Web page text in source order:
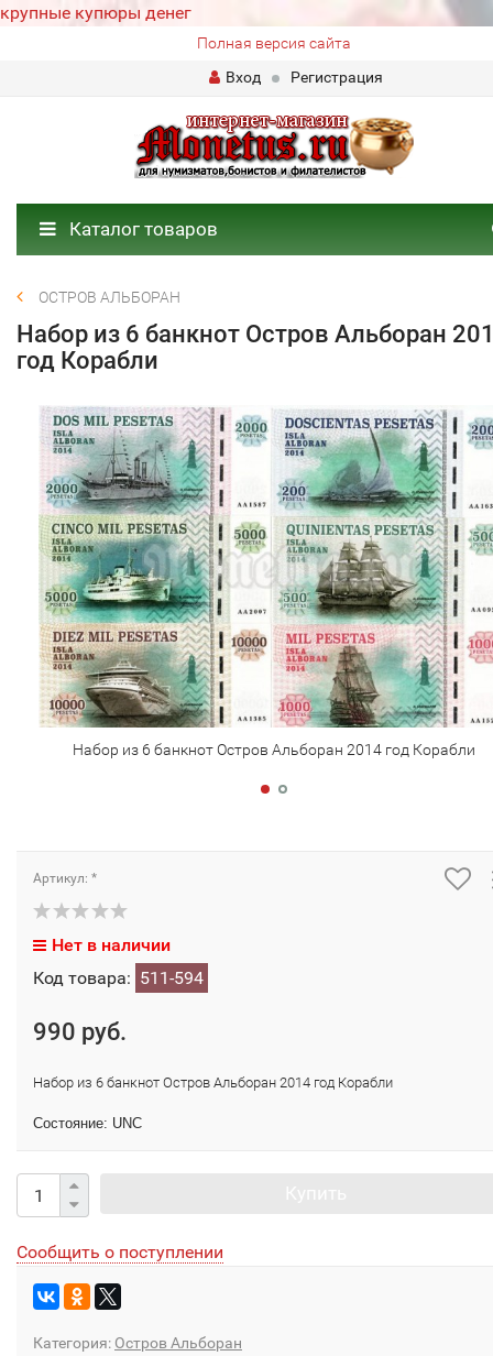
крупные купюры денег
Полная версия сайта
Вход
Регистрация
Каталог товаров
ОСТРОВ АЛЬБОРАН
Набор из 6 банкнот Остров Альборан
год Корабли
Набор из 6 банкнот Остров Альборан 2014 год Корабли
Артикул: *
Нет в наличии
Код товара: 511-594
990 руб.
Набор из 6 банкнот Остров Альборан 2014 год Корабли
Состояние: UNC
Сообщить о поступлении
Категория: Остров Альборан